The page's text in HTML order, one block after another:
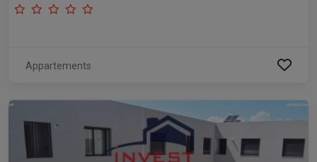
Appartements